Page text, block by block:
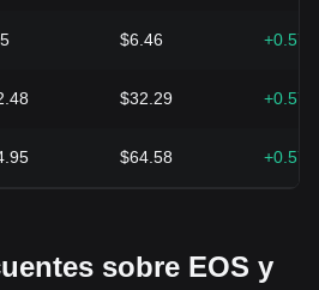
$6.46
$32.29
$64.58
sobre EOS y